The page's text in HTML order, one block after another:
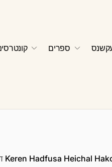
ספרים
Keren Hadfusa Heichal